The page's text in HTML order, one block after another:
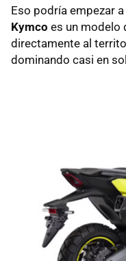
Eso podría empezar
Kymco es un modelo
directamente al
dominando casi en